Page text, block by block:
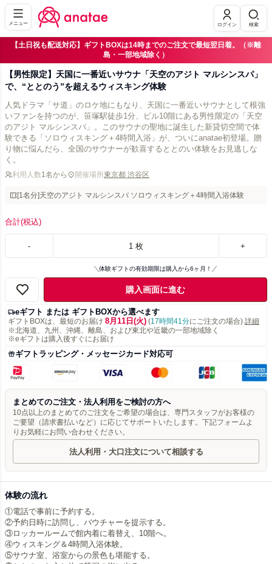
メニュー ログイン 検索
【土日祝も配送対応】ギフトBOXは14時までのご注文で最短翌日着。（※離
島・一部地域除く）
【男性限定】天国に一番近いサウナ「天空のアジト マルシンスパ」
で、“ととのう”を超えるウィスキング体験
人気ドラマ「サ道」のロケ地にもなり、天国に一番近いサウナとして根強
いファンを持つのが、笹塚駅徒歩1分、ビル10階にある男性限定の「天空
のアジト マルシンスパ」。このサウナの聖地に誕生した新貸切空間で体
験できる「ソロウィスキング＋4時間入浴」が、ついにanatae初登場。贈
り物に悩んだら、全国のサウナーが歓喜するととのい体験をお見逃しな
く。
利用人数1名から 開催場所東京都 渋谷区
[1名分]天空のアジト マルシンスパ ソロウィスキング＋4時間入浴体験
合計(税込)
- 1 枚 +
体験ギフトの有効期限は購入から6ヶ月！
購入画面に進む
eギフト または ギフトBOXから選べます
ギフトBOXは、最短のお届け 8月11日(火) (17時間41分にご注文の場合) 詳細
※北海道、九州、沖縄、離島、および東北や近畿の一部地域除く
※eギフトは購入後すぐにお届け
ギフトラッピング・メッセージカード対応可
まとめてのご注文・法人利用をご検討の方へ
10点以上のまとめてのご注文をご希望の場合は、専門スタッフがお客様の
ご要望（請求書払いなど）に応じてサポートいたします。下記フォームよ
りお気軽にお問い合わせください。
法人利用・大口注文について相談する
体験の流れ
①電話で事前に予約する。
②予約日時に訪問し、バウチャーを提示する。
③ロッカールームで館内着に着替え、10階へ。
④ウィスキング＆4時間入浴体験。
⑤サウナ室、浴室からの景色も堪能する。